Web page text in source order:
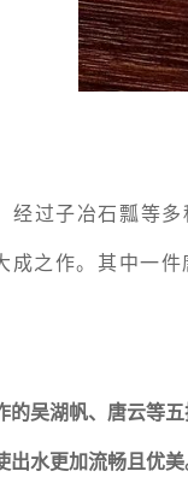
经过子冶石瓢等
成之作。其中一件
的吴湖帆、唐云等
出水更加流畅且优